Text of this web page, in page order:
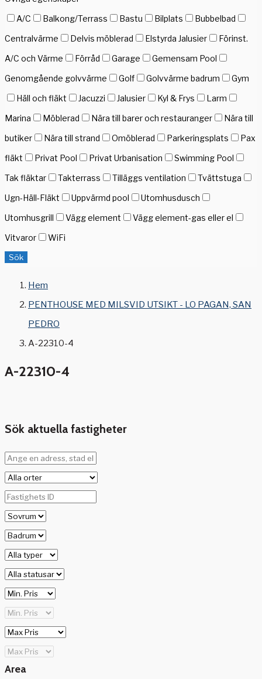
A/C
Balkong/Terrass Bastu Bilplats
Bubbelbad
Centralvärme
Delvis möblerad Elstyrda Jalusier
Förinst.
A/C och Värme
Förråd Garage
Gemensam Pool
Genomgående golvvärme
Golf Golvvärme badrum
Gym
Häll och fläkt
Jacuzzi Jalusier Kyl & Frys
Larm
Marina
Möblerad Nära till barer och restauranger
Nära till
butiker
Nära till strand Omöblerad Parkeringsplats
Pax
fläkt
Privat Pool Privat Urbanisation
Swimming Pool
Tak fläktar
Takterrass Tilläggs ventilation
Tvättstuga
Ugn-Häll-Fläkt
Uppvärmd pool
Utomhusdusch
Utomhusgrill
Vägg element
Vägg element-gas eller el
Vitvaror
WiFi
Sök
Hem
PENTHOUSE MED MILSVID UTSIKT - LO PAGAN, SAN
PEDRO
A-22310-4
A-22310-4
Sök aktuella fastigheter
Area